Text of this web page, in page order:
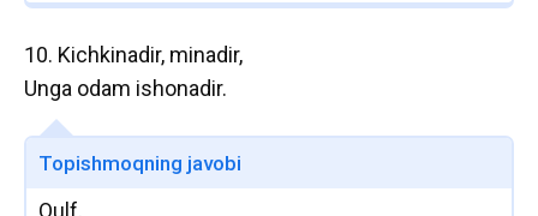
10. Kichkinadir, minadir,
Unga odam ishonadir.
Topishmoqning javobi